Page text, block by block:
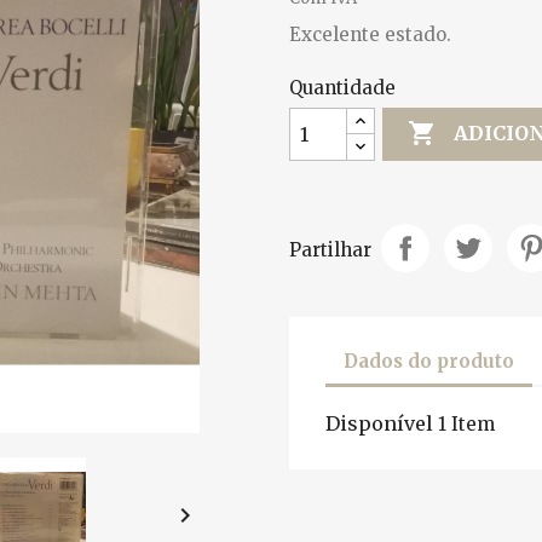

Excelente estado.
Quantidade

Partilhar
Dados do produto
Disponível 1 Item